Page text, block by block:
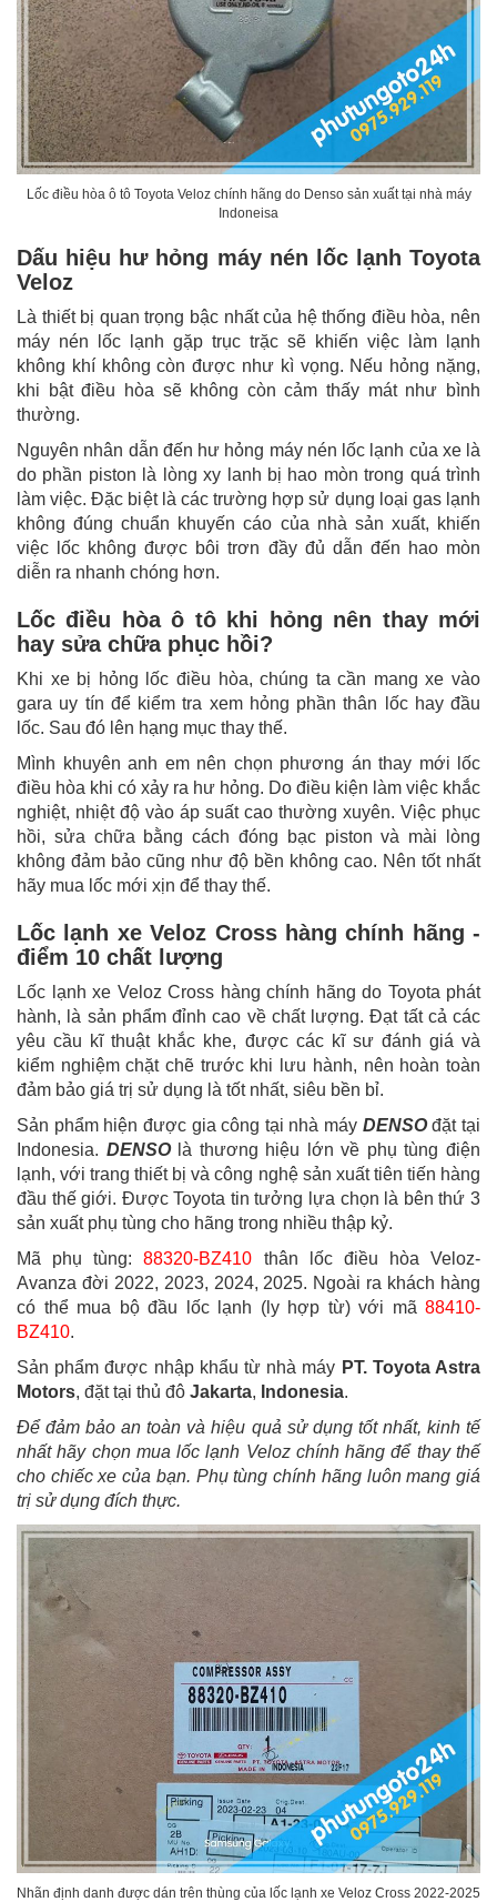
Lốc điều hòa ô tô Toyota Veloz chính hãng do Denso sản xuất tại nhà máy
Indoneisa
Dấu hiệu hư hỏng máy nén lốc lạnh Toyota
Veloz
Là thiết bị quan trọng bậc nhất của hệ thống điều hòa, nên
máy nén lốc lạnh gặp trục trặc sẽ khiến việc làm lạnh
không khí không còn được như kì vọng. Nếu hỏng nặng,
khi bật điều hòa sẽ không còn cảm thấy mát như bình
thường.
Nguyên nhân dẫn đến hư hỏng máy nén lốc lạnh của xe là
do phần piston là lòng xy lanh bị hao mòn trong quá trình
làm việc. Đặc biệt là các trường hợp sử dụng loại gas lạnh
không đúng chuẩn khuyến cáo của nhà sản xuất, khiến
việc lốc không được bôi trơn đầy đủ dẫn đến hao mòn
diễn ra nhanh chóng hơn.
Lốc điều hòa ô tô khi hỏng nên thay mới
hay sửa chữa phục hồi?
Khi xe bị hỏng lốc điều hòa, chúng ta cần mang xe vào
gara uy tín để kiểm tra xem hỏng phần thân lốc hay đầu
lốc. Sau đó lên hạng mục thay thế.
Mình khuyên anh em nên chọn phương án thay mới lốc
điều hòa khi có xảy ra hư hỏng. Do điều kiện làm việc khắc
nghiệt, nhiệt độ vào áp suất cao thường xuyên. Việc phục
hồi, sửa chữa bằng cách đóng bạc piston và mài lòng
không đảm bảo cũng như độ bền không cao. Nên tốt nhất
hãy mua lốc mới xịn để thay thế.
Lốc lạnh xe Veloz Cross hàng chính hãng -
điểm 10 chất lượng
Lốc lạnh xe Veloz Cross hàng chính hãng do Toyota phát
hành, là sản phẩm đỉnh cao về chất lượng. Đạt tất cả các
yêu cầu kĩ thuật khắc khe, được các kĩ sư đánh giá và
kiểm nghiệm chặt chẽ trước khi lưu hành, nên hoàn toàn
đảm bảo giá trị sử dụng là tốt nhất, siêu bền bỉ.
Sản phẩm hiện được gia công tại nhà máy DENSOđặt tại
Indonesia. DENSOlà thương hiệu lớn về phụ tùng điện
lạnh, với trang thiết bị và công nghệ sản xuất tiên tiến hàng
đầu thế giới. Được Toyota tin tưởng lựa chọn là bên thứ 3
sản xuất phụ tùng cho hãng trong nhiều thập kỷ.
Mã phụ tùng:88320-BZ410 thân lốc điều hòa Veloz-
Avanza đời 2022, 2023, 2024, 2025. Ngoài ra khách hàng
có thể mua bộ đầu lốc lạnh (ly hợp từ) với mã 88410-
BZ410.
Sản phẩm được nhập khẩu từ nhà máy PT. Toyota Astra
Motors, đặt tại thủ đô Jakarta, Indonesia.
Để đảm bảo an toàn và hiệu quả sử dụng tốt nhất, kinh tế
nhất hãy chọn mua lốc lạnh Veloz chính hãng để thay thế
cho chiếc xe của bạn. Phụ tùng chính hãng luôn mang giá
trị sử dụng đích thực.
Nhãn định danh được dán trên thùng của lốc lạnh xe Veloz Cross 2022-2025